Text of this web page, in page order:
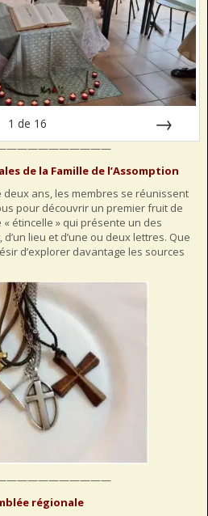
1 de 16
de la Famille de l’Assomption
deux ans, les membres se réunissent
pour découvrir un premier fruit de
étincelle » qui présente un des
lieu et d’une ou deux lettres. Que
d’explorer davantage les sources
régionale